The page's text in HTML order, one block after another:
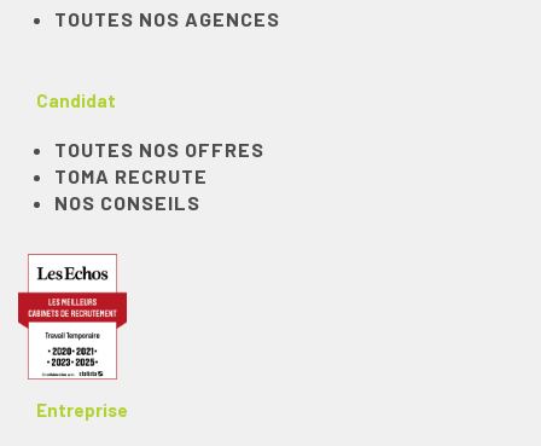
TOUTES NOS AGENCES
Candidat
TOUTES NOS OFFRES
TOMA RECRUTE
NOS CONSEILS
Entreprise